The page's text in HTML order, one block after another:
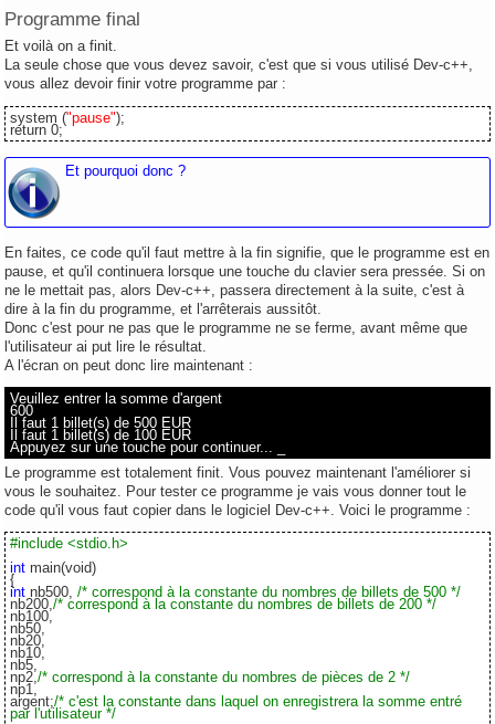
Programme final
Et voilà on a finit.
La seule chose que vous devez savoir, c'est que si vous utilisé Dev-c++,
vous allez devoir finir votre programme par :
system ("pause");
return 0;
Et pourquoi donc ?
En faites, ce code qu'il faut mettre à la fin signifie, que le programme est en
pause, et qu'il continuera lorsque une touche du clavier sera pressée. Si on
ne le mettait pas, alors Dev-c++, passera directement à la suite, c'est à
dire à la fin du programme, et l'arrêterais aussitôt.
Donc c'est pour ne pas que le programme ne se ferme, avant même que
l'utilisateur ai put lire le résultat.
A l'écran on peut donc lire maintenant :
Veuillez entrer la somme d'argent
600
Il faut 1 billet(s) de 500 EUR
Il faut 1 billet(s) de 100 EUR
Appuyez sur une touche pour continuer...
Le programme est totalement finit. Vous pouvez maintenant l'améliorer si
vous le souhaitez. Pour tester ce programme je vais vous donner tout le
code qu'il vous faut copier dans le logiciel Dev-c++. Voici le programme :
#include <stdio.h>
int main(void)
{
int nb500,/* correspond à la constante du nombres de billets de 500 */
nb200,/* correspond à la constante du nombres de billets de 200 */
nb100,
nb50,
nb20,
nb10,
nb5,
np2,/* correspond à la constante du nombres de pièces de 2 */
np1,
argent;/* c'est la constante dans laquel on enregistrera la somme entré
par l'utilisateur */